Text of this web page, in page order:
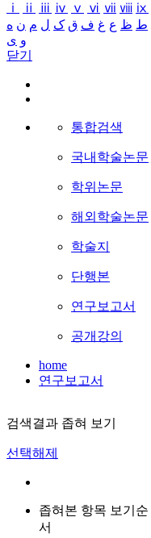
ⅰ
ⅱ ⅲ ⅳ ⅴ ⅵ ⅶ ⅷ ⅸ
ط ظ ع غ ف ق ک ل م ن ه
و ی
닫기
통합검색
국내학술논문
학위논문
해외학술논문
학술지
단행본
연구보고서
공개강의
home
연구보고서
검색결과 좁혀 보기
선택해제
좁혀본 항목 보기순
서